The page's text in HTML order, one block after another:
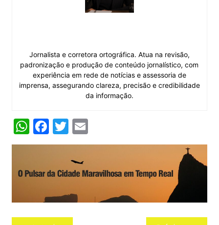
Jornalista e corretora ortográfica. Atua na revisão,
padronização e produção de conteúdo jornalístico, com
experiência em rede de notícias e assessoria de
imprensa, assegurando clareza, precisão e credibilidade
da informação.
W
h
s
p
p
F
a
e
o
o
T
w
itt
er
E
m
l